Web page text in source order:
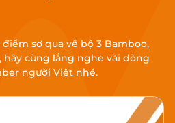
sơ qua về bộ 3 Bamboo,
hãy cùng lắng nghe vài dòng
người Việt nhé.